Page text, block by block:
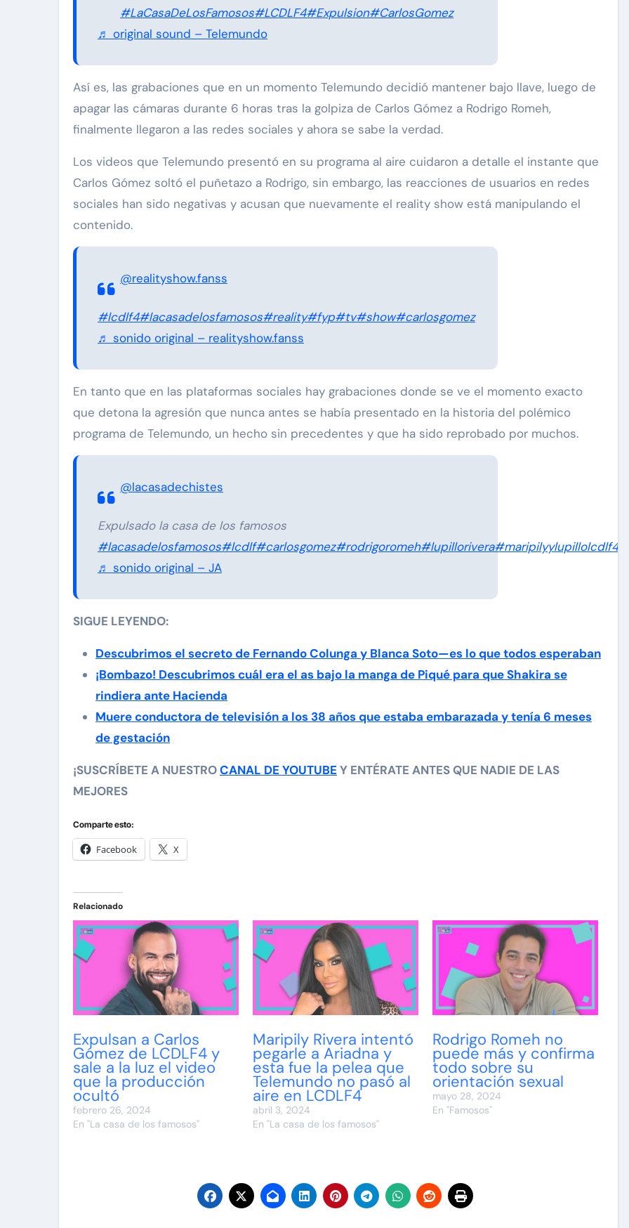
#LaCasaDeLosFamosos#LCDLF4#Expulsion#CarlosGomez
♬ original sound – Telemundo
Así es, las grabaciones que en un momento Telemundo decidió mantener bajo llave, luego de
apagar las cámaras durante 6 horas tras la golpiza de Carlos Gómez a Rodrigo Romeh,
finalmente llegaron a las redes sociales y ahora se sabe la verdad.
Los videos que Telemundo presentó en su programa al aire cuidaron a detalle el instante que
Carlos Gómez soltó el puñetazo a Rodrigo, sin embargo, las reacciones de usuarios en redes
sociales han sido negativas y acusan que nuevamente el reality show está manipulando el
contenido.
@realityshow.fanss
#lcdlf4#lacasadelosfamosos#reality#fyp#tv#show#carlosgomez
♬ sonido original – realityshow.fanss
En tanto que en las plataformas sociales hay grabaciones donde se ve el momento exacto
que detona la agresión que nunca antes se había presentado en la historia del polémico
programa de Telemundo, un hecho sin precedentes y que ha sido reprobado por muchos.
@lacasadechistes
Expulsado la casa de los famosos
#lacasadelosfamosos#lcdlf#carlosgomez#rodrigoromeh#lupillorivera#maripilyylupillolcdlf4
♬ sonido original – JA
SIGUE LEYENDO:
Descubrimos el secreto de Fernando Colunga y Blanca Soto—es lo que todos esperaban
¡Bombazo! Descubrimos cuál era el as bajo la manga de Piqué para que Shakira se
rindiera ante Hacienda
Muere conductora de televisión a los 38 años que estaba embarazada y tenía 6 meses
de gestación
¡SUSCRÍBETE A NUESTROCANAL DE YOUTUBE Y ENTÉRATE ANTES QUE NADIE DE LAS
MEJORES
Comparte esto:
Facebook X
Relacionado
Expulsan a Carlos
Gómez de LCDLF4 y
sale a la luz el video
que la producción
ocultó
febrero 26, 2024
En "La casa de los famosos"
Maripily Rivera intentó
pegarle a Ariadna y
esta fue la pelea que
Telemundo no pasó al
aire en LCDLF4
abril 3, 2024
En "La casa de los famosos"
Rodrigo Romeh no
puede más y confirma
todo sobre su
orientación sexual
mayo 28, 2024
En "Famosos"